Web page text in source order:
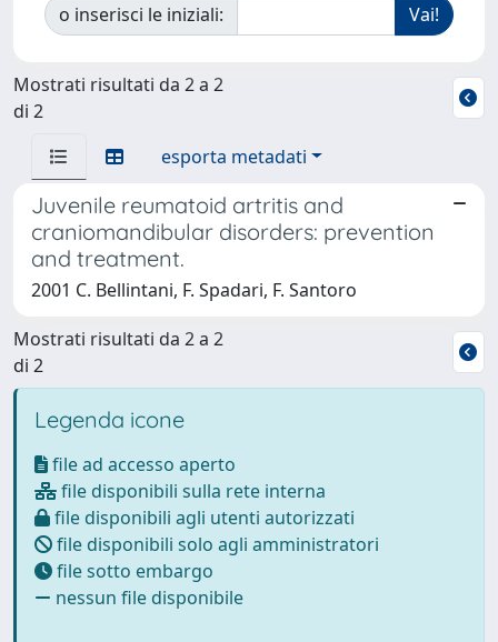
o inserisci le iniziali:
Mostrati risultati da 2 a 2
di 2
esporta metadati
Juvenile reumatoid artritis and
craniomandibular disorders: prevention
and treatment.
2001 C. Bellintani, F. Spadari, F. Santoro
Mostrati risultati da 2 a 2
di 2
Legenda icone
file ad accesso aperto
file disponibili sulla rete interna
file disponibili agli utenti autorizzati
file disponibili solo agli amministratori
file sotto embargo
nessun file disponibile